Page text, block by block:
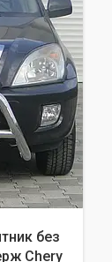
без
Chery